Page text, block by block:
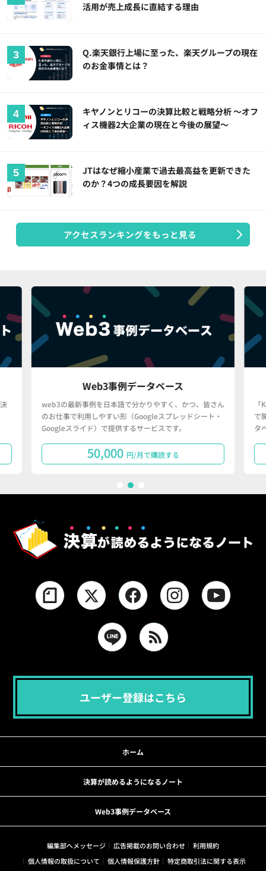
活用が売上成長に直結する理由
Q.楽天銀行上場に至った、楽天グループの現在
のお金事情とは？
キヤノンとリコーの決算比較と戦略分析 ～オフ
ィス機器2大企業の現在と今後の展望～
JTはなぜ縮小産業で過去最高益を更新できた
のか？4つの成長要因を解説
アクセスランキングをもっと見る
Web3事例データベース
web3の最新事例を日本語で分かりやすく、かつ、皆さん
のお仕事で利用しやすい形（Googleスプレッドシート・
Googleスライド）で提供するサービスです。
50,000 円/月で購読する
で
タ
ユーザー登録はこちら
ホーム
決算が読めるようになるノート
Web3事例データベース
編集部へメッセージ 広告掲載のお問い合わせ
利用規約
個人情報の取扱について
個人情報保護方針 特定商取引法に関する表示